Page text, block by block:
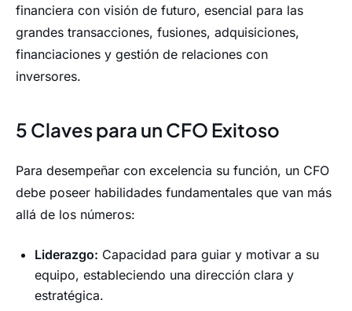
financiera con visión de futuro, esencial para las
grandes transacciones, fusiones, adquisiciones,
financiaciones y gestión de relaciones con
inversores.
5 Claves para un CFO Exitoso
Para desempeñar con excelencia su función, un CFO
debe poseer habilidades fundamentales que van más
allá de los números:
Liderazgo: Capacidad para guiar y motivar a su
equipo, estableciendo una dirección clara y
estratégica.